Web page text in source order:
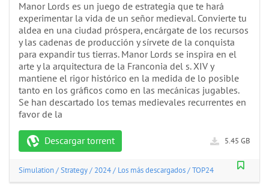
Manor Lords es un juego de estrategia que te hará
experimentar la vida de un señor medieval. Convierte tu
aldea en una ciudad próspera, encárgate de los recursos
y las cadenas de producción y sírvete de la conquista
para expandir tus tierras. Manor Lords se inspira en el
arte y la arquitectura de la Franconia del s. XIV y
mantiene el rigor histórico en la medida de lo posible
tanto en los gráficos como en las mecánicas jugables.
Se han descartado los temas medievales recurrentes en
favor de la
Descargar torrent 5.45 GB
Simulation/Strategy/ 2024/ Los más descargados/TOP24